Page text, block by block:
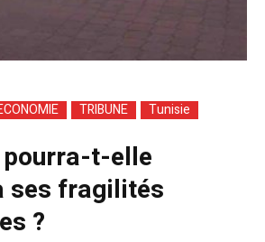
TRIBUNE Tunisie
t-elle
ses fragilités
?